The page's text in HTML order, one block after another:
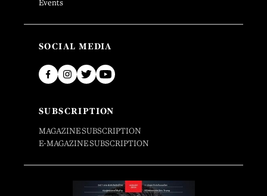
Events
SOCIAL MEDIA
SUBSCRIPTION
MAGAZINE SUBSCRIPTION
E-MAGAZINE SUBSCRIPTION